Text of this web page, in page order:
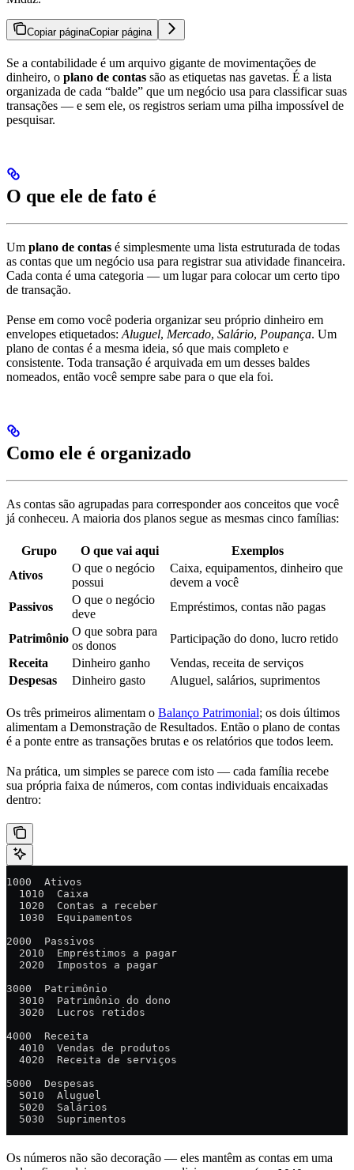
Copiar páginaCopiar página
Se a contabilidade é um arquivo gigante de movimentações de
dinheiro, o plano de contas são as etiquetas nas gavetas. É a lista
organizada de cada “balde” que um negócio usa para classificar suas
transações — e sem ele, os registros seriam uma pilha impossível de
pesquisar.
O que ele de fato é
Um plano de contas é simplesmente uma lista estruturada de todas
as contas que um negócio usa para registrar sua atividade financeira.
Cada conta é uma categoria — um lugar para colocar um certo tipo
de transação.
Pense em como você poderia organizar seu próprio dinheiro em
envelopes etiquetados: Aluguel, Mercado, Salário, Poupança. Um
plano de contas é a mesma ideia, só que mais completo e
consistente. Toda transação é arquivada em um desses baldes
nomeados, então você sempre sabe para o que ela foi.
Como ele é organizado
As contas são agrupadas para corresponder aos conceitos que você
já conheceu. A maioria dos planos segue as mesmas cinco famílias:
Grupo O que vai aqui
Exemplos
Ativos
O que o negócio
possui
Caixa, equipamentos, dinheiro que
devem a você
Passivos
O que o negócio
deve
Empréstimos, contas não pagas
Patrimônio
O que sobra para
os donos
Participação do dono, lucro retido
Receita
Dinheiro ganho
Vendas, receita de serviços
Despesas
Dinheiro gasto Aluguel, salários, suprimentos
Os três primeiros alimentam o Balanço Patrimonial; os dois últimos
alimentam a Demonstração de Resultados. Então o plano de contas
é a ponte entre as transações brutas e os relatórios que todos leem.
Na prática, um simples se parece com isto — cada família recebe
sua própria faixa de números, com contas individuais encaixadas
dentro:
1000  Ativos
  1010  Caixa
  1020  Contas a receber
  1030  Equipamentos
2000  Passivos
  2010  Empréstimos a pagar
  2020  Impostos a pagar
3000  Patrimônio
  3010  Patrimônio do dono
  3020  Lucros retidos
4000  Receita
  4010  Vendas de produtos
  4020  Receita de serviços
5000  Despesas
  5010  Aluguel
  5020  Salários
  5030  Suprimentos
Os números não são decoração — eles mantêm as contas em uma